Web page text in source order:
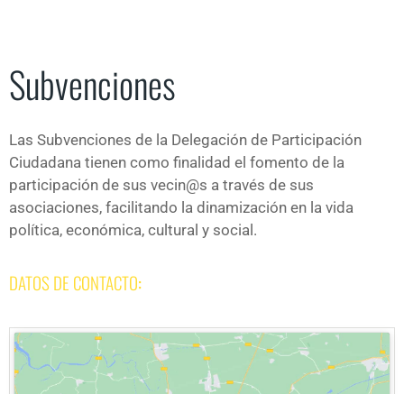
Subvenciones
Las Subvenciones de la Delegación de Participación
Ciudadana tienen como finalidad el fomento de la
participación de sus vecin@s a través de sus
asociaciones, facilitando la dinamización en la vida
política, económica, cultural y social.
DATOS DE CONTACTO: